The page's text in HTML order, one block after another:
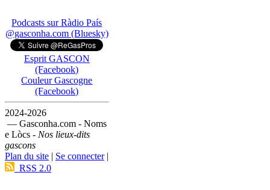
Podcasts sur Ràdio País
@gasconha.com (Bluesky)
Esprit GASCON
(Facebook)
Couleur Gascogne
(Facebook)
2024-2026
— Gasconha.com - Noms
e Lòcs - Nos lieux-dits
gascons
Plan du site | Se connecter|
RSS 2.0